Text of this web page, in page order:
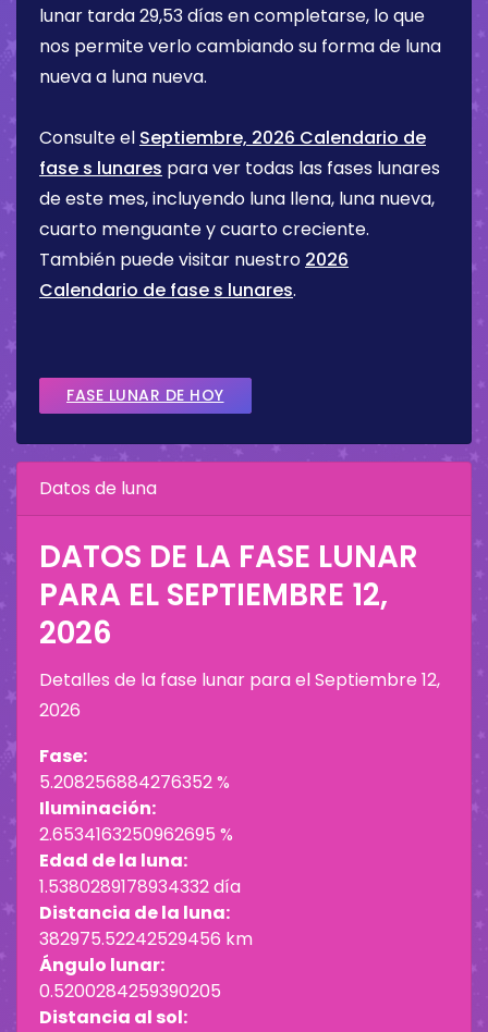
lunar tarda 29,53 días en completarse, lo que
nos permite verlo cambiando su forma de luna
nueva a luna nueva.
Consulte el Septiembre, 2026 Calendario de
fase s lunares para ver todas las fases lunares
de este mes, incluyendo luna llena, luna nueva,
cuarto menguante y cuarto creciente.
También puede visitar nuestro 2026
Calendario de fase s lunares.
FASE LUNAR DE HOY
Datos de luna
DATOS DE LA FASE LUNAR
PARA EL SEPTIEMBRE 12,
2026
Detalles de la fase lunar para elSeptiembre 12,
2026
Fase:
5.208256884276352 %
Iluminación:
2.6534163250962695 %
Edad de la luna:
1.5380289178934332 día
Distancia de la luna:
382975.52242529456 km
Ángulo lunar:
0.5200284259390205
Distancia al sol: